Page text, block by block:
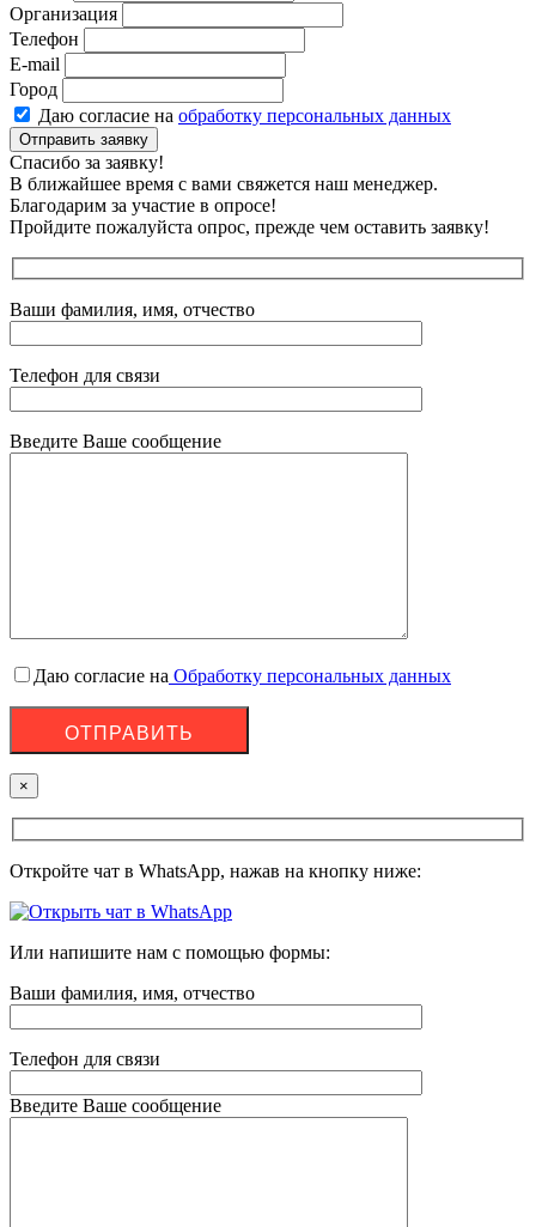
Организация
Телефон
E-mail
Город
Даю согласие на обработку персональных данных
Отправить заявку
Спасибо за заявку!
В ближайшее время с вами свяжется наш менеджер.
Благодарим за участие в опросе!
Пройдите пожалуйста опрос, прежде чем оставить заявку!
Ваши фамилия, имя, отчество
Телефон для связи
Введите Ваше сообщение
Даю согласие на Обработку персональных данных
×
Откройте чат в WhatsApp, нажав на кнопку ниже:
Или напишите нам с помощью формы:
Ваши фамилия, имя, отчество
Телефон для связи
Введите Ваше сообщение